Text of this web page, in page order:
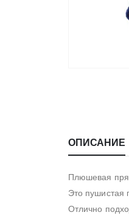
ОПИСАНИЕ
Плюшевая
Это пушистая
Отлично